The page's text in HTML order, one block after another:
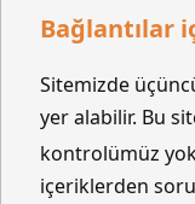
Bağlantılar
Sitemizde
yer alabilir. Bu
kontrolümüz
içeriklerden